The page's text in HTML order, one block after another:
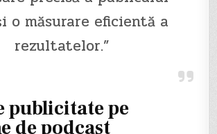
o măsurare eficientă a
rezultatelor.”
publicitate pe
de podcast